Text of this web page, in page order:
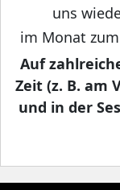
uns
im Monat
Auf
Zeit (z. B. am
und in der